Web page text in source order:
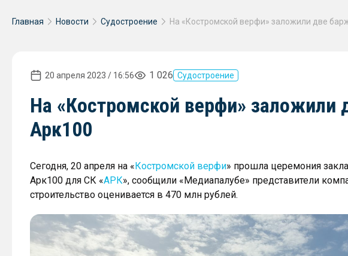
Главная Новости Судостроение
20 апреля 2023 / 16:56 1 026 Судостроение
На «Костромской верфи» заложили
Арк100
Сегодня, 20 апреля на «Костромской верфи» прошла церемония
Арк100 для СК «АРК», сообщили «Медиапалубе» представители
строительство оценивается в 470 млн рублей.